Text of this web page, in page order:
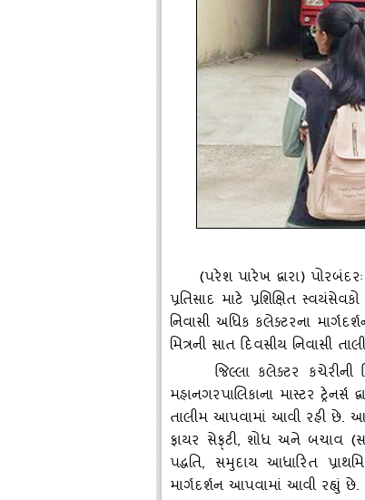
(પરેશ પારેખ દ્વારા)
પ્રતિસાદ માટે પ્રશિક્ષિત
નિવાસી અધિક કલેક્‍ટરના
મિત્રની સાત દિવસીય નિવાસી
જિલ્લા કલેક્‍ટર કચેરીની
મહાનગરપાલિકાના માસ્‍ટર ટ્રેનર્સ
તાલીમ આપવામાં આવી રહી છે. આ
ફાયર સેફ્‌ટી, શોધ અને બચાવ
પદ્ધતિ, સમુદાય આધારિત
માર્ગદર્શન આપવામાં આવી રહ્યું છે.